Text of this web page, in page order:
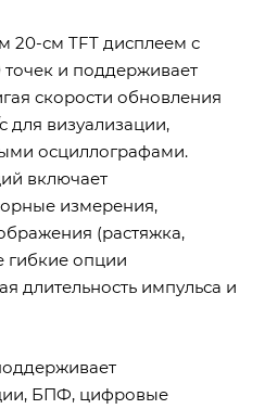
20-см TFT дисплеем с
и поддерживает
скорости обновления
для визуализации,
осциллографами.
включает
измерения,
(растяжка,
гибкие опции
длительность импульса и
БПФ, цифровые